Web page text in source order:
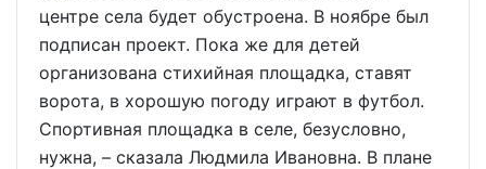
центре села будет обустроена. В ноябре был
подписан проект. Пока же для детей
организована стихийная площадка, ставят
ворота, в хорошую погоду играют в футбол.
Спортивная площадка в селе, безусловно,
нужна, – сказала Людмила Ивановна. В плане